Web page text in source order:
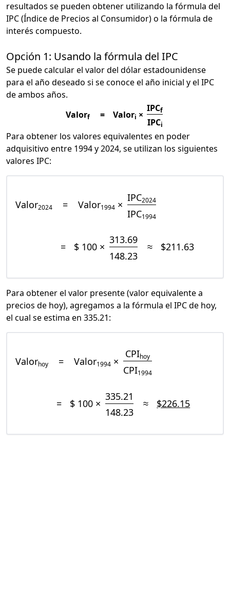
resultados se pueden obtener utilizando la fórmula del
IPC (Índice de Precios al Consumidor) o la fórmula de
interés compuesto.
Opción 1: Usando la fórmula del IPC
Se puede calcular el valor del dólar estadounidense
para el año deseado si se conoce el año inicial y el IPC
de ambos años.
Valorf = Valori ×
IPCf
IPCi
Para obtener los valores equivalentes en poder
adquisitivo entre 1994 y 2024, se utilizan los siguientes
valores IPC:
Valor2024 = Valor1994 ×
IPC2024
IPC1994
= $ 100 ×
313.69
148.23
≈ $211.63
Para obtener el valor presente (valor equivalente a
precios de hoy), agregamos a la fórmula el IPC de hoy,
el cual se estima en 335.21:
Valorhoy = Valor1994 ×
CPIhoy
CPI1994
= $ 100 ×
335.21
148.23
≈ $226.15